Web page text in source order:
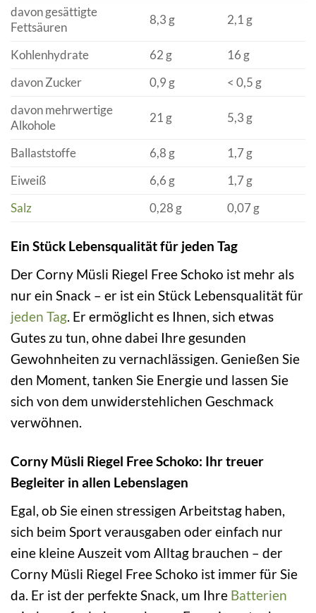
davon gesättigte
Fettsäuren
8,3 g 2,1 g
Kohlenhydrate 62 g
16 g
davon Zucker
0,9 g
< 0,5 g
davon mehrwertige
Alkohole
21 g 5,3 g
Ballaststoffe 6,8 g
1,7 g
Eiweiß
6,6 g
1,7 g
Salz
0,28 g 0,07 g
Ein Stück Lebensqualität für jeden Tag
Der Corny Müsli Riegel Free Schoko ist mehr als
nur ein Snack – er ist ein Stück Lebensqualität für
jeden Tag. Er ermöglicht es Ihnen, sich etwas
Gutes zu tun, ohne dabei Ihre gesunden
Gewohnheiten zu vernachlässigen. Genießen Sie
den Moment, tanken Sie Energie und lassen Sie
sich von dem unwiderstehlichen Geschmack
verwöhnen.
Corny Müsli Riegel Free Schoko: Ihr treuer
Begleiter in allen Lebenslagen
Egal, ob Sie einen stressigen Arbeitstag haben,
sich beim Sport verausgaben oder einfach nur
eine kleine Auszeit vom Alltag brauchen – der
Corny Müsli Riegel Free Schoko ist immer für Sie
da. Er ist der perfekte Snack, um Ihre Batterien